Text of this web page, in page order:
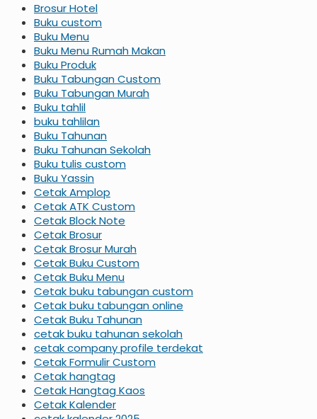
Brosur Hotel
Buku custom
Buku Menu
Buku Menu Rumah Makan
Buku Produk
Buku Tabungan Custom
Buku Tabungan Murah
Buku tahlil
buku tahlilan
Buku Tahunan
Buku Tahunan Sekolah
Buku tulis custom
Buku Yassin
Cetak Amplop
Cetak ATK Custom
Cetak Block Note
Cetak Brosur
Cetak Brosur Murah
Cetak Buku Custom
Cetak Buku Menu
Cetak buku tabungan custom
Cetak buku tabungan online
Cetak Buku Tahunan
cetak buku tahunan sekolah
cetak company profile terdekat
Cetak Formulir Custom
Cetak hangtag
Cetak Hangtag Kaos
Cetak Kalender